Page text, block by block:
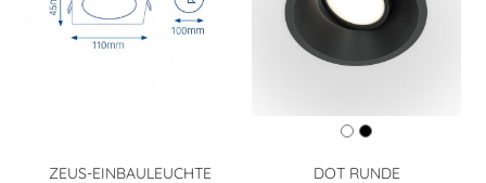
ZEUS-EINBAULEUCHTE
DOT RUNDE